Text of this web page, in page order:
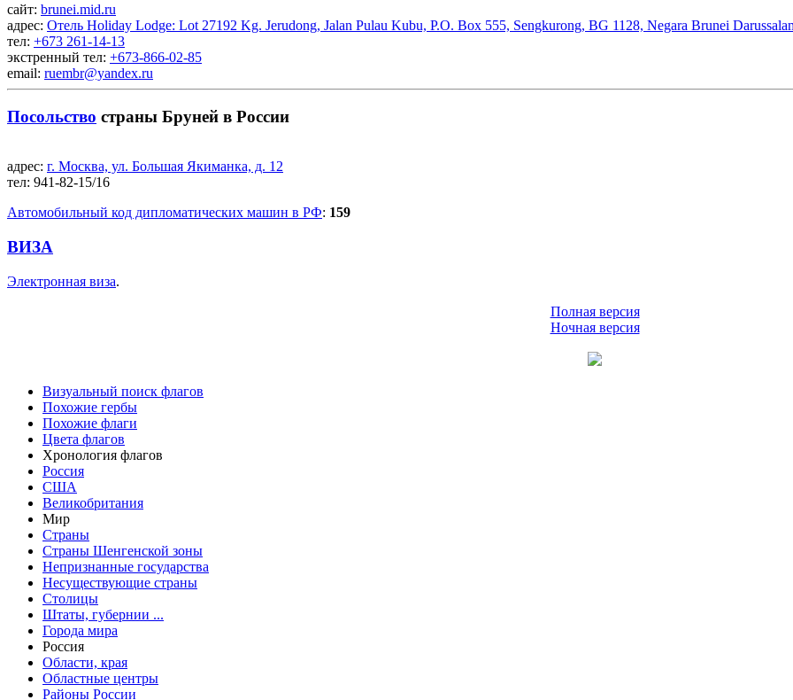
сайт: brunei.mid.ru
адрес: Отель Holiday Lodge: Lot 27192 Kg. Jerudong, Jalan Pulau Kubu, P.O. Box 555, Sengkurong, BG 1128, Negara Brunei
тел: +673 261-14-13
экстренный тел: +673-866-02-85
email: ruembr@yandex.ru
Посольство страны Бруней в России
адрес: г. Москва, ул. Большая Якиманка, д. 12
тел: 941-82-15/16
Автомобильный код дипломатических машин в РФ: 159
ВИЗА
Электронная виза.
Полная версия
Ночная версия
Визуальный поиск флагов
Похожие гербы
Похожие флаги
Цвета флагов
Хронология флагов
Россия
США
Великобритания
Мир
Страны
Страны Шенгенской зоны
Непризнанные государства
Несуществующие страны
Столицы
Штаты, губернии ...
Города мира
Россия
Области, края
Областные центры
Районы России